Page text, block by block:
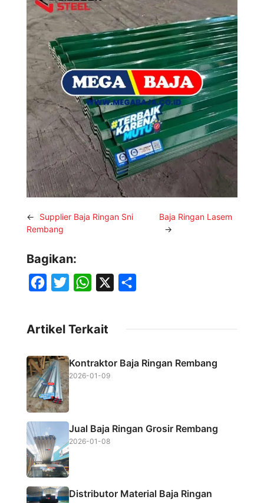
←
Supplier Baja Ringan Sni
Rembang
Baja Ringan Lasem
→
Bagikan:
e
b
o
o
k
t
e
t
A
Artikel Terkait
Kontraktor Baja Ringan Rembang
2026-01-09
Jual Baja Ringan Grosir Rembang
2026-01-08
Distributor Material Baja Ringan